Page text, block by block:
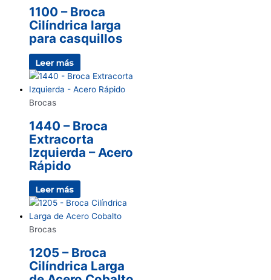
1100 – Broca
Cilíndrica larga
para casquillos
Leer más
Brocas
1440 – Broca
Extracorta
Izquierda – Acero
Rápido
Leer más
Brocas
1205 – Broca
Cilíndrica Larga